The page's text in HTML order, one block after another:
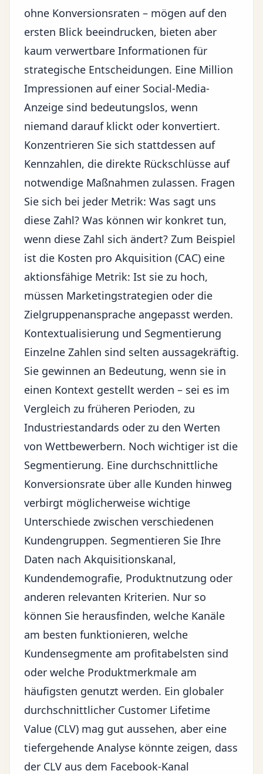
ohne Konversionsraten – mögen auf den
ersten Blick beeindrucken, bieten aber
kaum verwertbare Informationen für
strategische Entscheidungen. Eine Million
Impressionen auf einer Social-Media-
Anzeige sind bedeutungslos, wenn
niemand darauf klickt oder konvertiert.
Konzentrieren Sie sich stattdessen auf
Kennzahlen, die direkte Rückschlüsse auf
notwendige Maßnahmen zulassen. Fragen
Sie sich bei jeder Metrik: Was sagt uns
diese Zahl? Was können wir konkret tun,
wenn diese Zahl sich ändert? Zum Beispiel
ist die Kosten pro Akquisition (CAC) eine
aktionsfähige Metrik: Ist sie zu hoch,
müssen Marketingstrategien oder die
Zielgruppenansprache angepasst werden.
Kontextualisierung und Segmentierung
Einzelne Zahlen sind selten aussagekräftig.
Sie gewinnen an Bedeutung, wenn sie in
einen Kontext gestellt werden – sei es im
Vergleich zu früheren Perioden, zu
Industriestandards oder zu den Werten
von Wettbewerbern. Noch wichtiger ist die
Segmentierung. Eine durchschnittliche
Konversionsrate über alle Kunden hinweg
verbirgt möglicherweise wichtige
Unterschiede zwischen verschiedenen
Kundengruppen. Segmentieren Sie Ihre
Daten nach Akquisitionskanal,
Kundendemografie, Produktnutzung oder
anderen relevanten Kriterien. Nur so
können Sie herausfinden, welche Kanäle
am besten funktionieren, welche
Kundensegmente am profitabelsten sind
oder welche Produktmerkmale am
häufigsten genutzt werden. Ein globaler
durchschnittlicher Customer Lifetime
Value (CLV) mag gut aussehen, aber eine
tiefergehende Analyse könnte zeigen, dass
der CLV aus dem Facebook-Kanal